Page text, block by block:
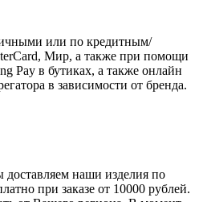
или по кредитным/
Мир, а также при помощи
Pay в бутиках, а также онлайн
в зависимости от бренда.
наши изделия по
при заказе от 10000 рублей.